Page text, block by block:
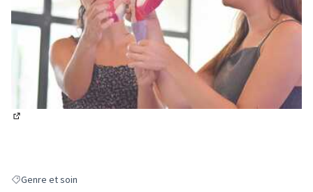
Filter results for: Genre et soin
Genre et soin